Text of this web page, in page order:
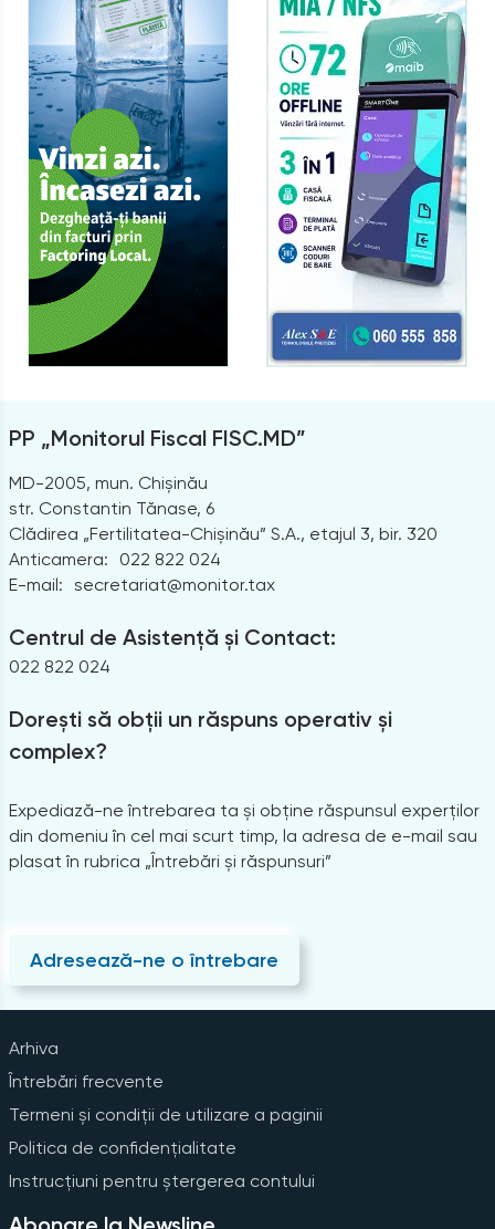
PP „Monitorul Fiscal FISC.MD”
MD-2005, mun. Chișinău
str. Constantin Tănase, 6
Clădirea „Fertilitatea-Chișinău” S.A., etajul 3, bir. 320
Anticamera:
022 822 024
E-mail: secretariat@monitor.tax
Centrul de Asistență și Contact:
022 822 024
Dorești să obții un răspuns operativ și
complex?
Expediază-ne întrebarea ta și obține răspunsul experților
din domeniu în cel mai scurt timp, la adresa de e-mail sau
plasat în rubrica „Întrebări și răspunsuri”
Adresează-ne o întrebare
Arhiva
Întrebări frecvente
Termeni și condiții de utilizare a paginii
Politica de confidențialitate
Instrucțiuni pentru ștergerea contului